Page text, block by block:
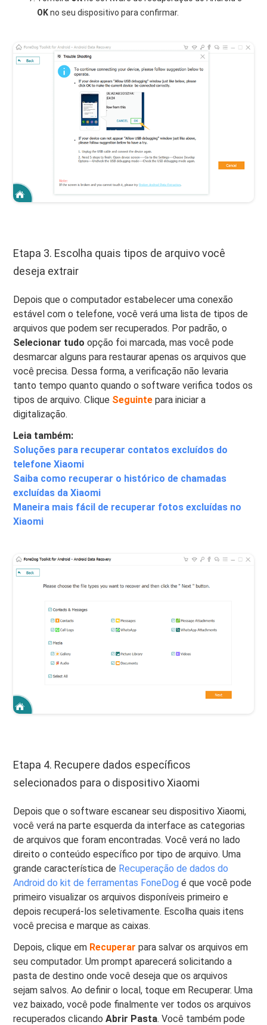
OKno seu dispositivo para confirmar.
Etapa 3. Escolha quais tipos de arquivo você
deseja extrair
Depois que o computador estabelecer uma conexão
estável com o telefone, você verá uma lista de tipos de
arquivos que podem ser recuperados. Por padrão, o
Selecionar tudoopção foi marcada, mas você pode
desmarcar alguns para restaurar apenas os arquivos que
você precisa. Dessa forma, a verificação não levaria
tanto tempo quanto quando o software verifica todos os
tipos de arquivo. Clique Seguinte para iniciar a
digitalização.
Leia também:
Soluções para recuperar contatos excluídos do
telefone Xiaomi
Saiba como recuperar o histórico de chamadas
excluídas da Xiaomi
Maneira mais fácil de recuperar fotos excluídas no
Xiaomi
Etapa 4. Recupere dados específicos
selecionados para o dispositivo Xiaomi
Depois que o software escanear seu dispositivo Xiaomi,
você verá na parte esquerda da interface as categorias
de arquivos que foram encontradas. Você verá no lado
direito o conteúdo específico por tipo de arquivo. Uma
grande característica de Recuperação de dados do
Android do kit de ferramentas FoneDog é que você pode
primeiro visualizar os arquivos disponíveis primeiro e
depois recuperá-los seletivamente. Escolha quais itens
você precisa e marque as caixas.
Depois, clique em Recuperar para salvar os arquivos em
seu computador. Um prompt aparecerá solicitando a
pasta de destino onde você deseja que os arquivos
sejam salvos. Ao definir o local, toque em Recuperar. Uma
vez baixado, você pode finalmente ver todos os arquivos
recuperados clicandoAbrir Pasta. Você também pode